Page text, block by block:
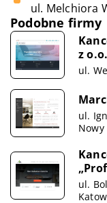
ul. Melchiora
Podobne firmy
z o.o.
ul.
ul.
Nowy
ul.